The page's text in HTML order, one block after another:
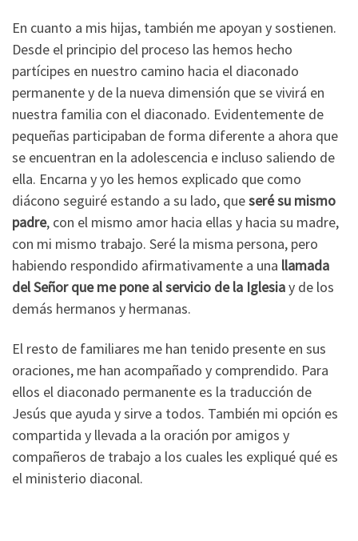
En cuanto a mis hijas, también me apoyan y sostienen.
Desde el principio del proceso las hemos hecho
partícipes en nuestro camino hacia el diaconado
permanente y de la nueva dimensión que se vivirá en
nuestra familia con el diaconado. Evidentemente de
pequeñas participaban de forma diferente a ahora que
se encuentran en la adolescencia e incluso saliendo de
ella. Encarna y yo les hemos explicado que como
diácono seguiré estando a su lado, queseré su mismo
padre, con el mismo amor hacia ellas y hacia su madre,
con mi mismo trabajo. Seré la misma persona, pero
habiendo respondido afirmativamente a una llamada
del Señor que me pone al servicio de la Iglesiay de los
demás hermanos y hermanas.
El resto de familiares me han tenido presente en sus
oraciones, me han acompañado y comprendido. Para
ellos el diaconado permanente es la traducción de
Jesús que ayuda y sirve a todos. También mi opción es
compartida y llevada a la oración por amigos y
compañeros de trabajo a los cuales les expliqué qué es
el ministerio diaconal.